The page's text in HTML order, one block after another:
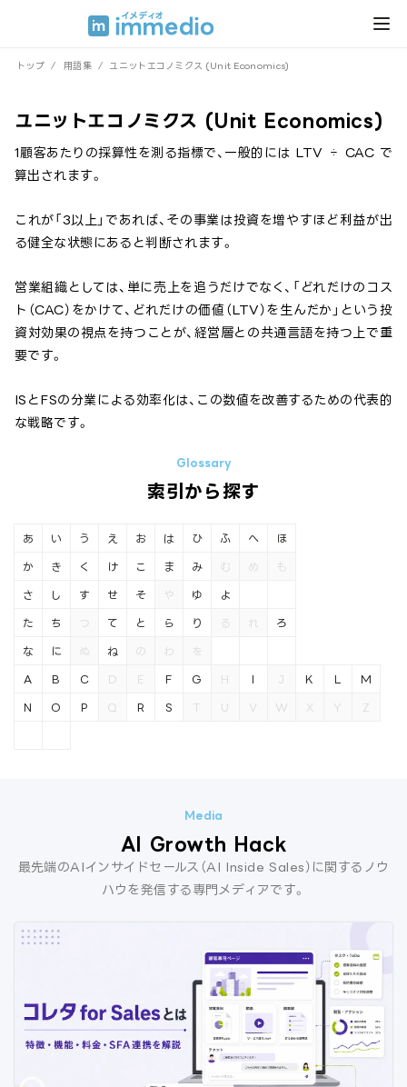
トップ / 用語集 / ユニットエコノミクス (Unit Economics)
ユニットエコノミクス (Unit Economics)
1顧客あたりの採算性を測る指標で、一般的には LTV ÷ CAC で
算出されます。
これが「3以上」であれば、その事業は投資を増やすほど利益が出
る健全な状態にあると判断されます。
営業組織としては、単に売上を追うだけでなく、「どれだけのコス
ト（CAC）をかけて、どれだけの価値（LTV）を生んだか」という投
資対効果の視点を持つことが、経営層との共通言語を持つ上で重
要です。
ISとFSの分業による効率化は、この数値を改善するための代表的
な戦略です。
索引から探す
あ い う え お
か き く け こ
さ し す せ そ
た ち つ て と
な に ぬ ね の
は ひ ふ へ ほ
ま み む め も
や ゆ よ
ら り る れ ろ
わ を
A B C D E F G H I J K L M
N O P Q R S T U V W X Y Z
AI Growth Hack
最先端のAIインサイドセールス（AI Inside Sales）に関するノウ
ハウを発信する専門メディアです。